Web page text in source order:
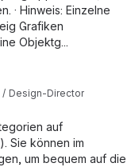
· Hinweis: Einzelne
Grafiken
Objektg...
Design-Director
auf
Sie können im
um bequem auf die